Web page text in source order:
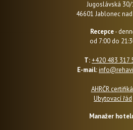
Jugoslávská 30/
46601 Jablonec
Recepce-
od 7:00 do
T:+420 483 317
E-mail:
AHRČR
Ubytovací řád
Manažer